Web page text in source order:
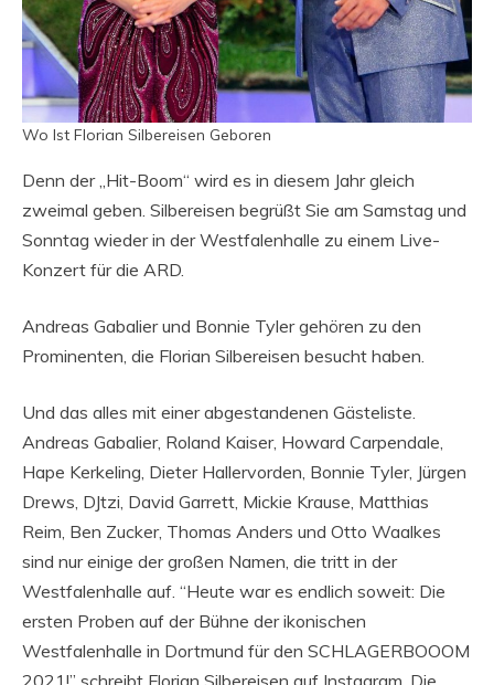
Wo Ist Florian Silbereisen Geboren
Denn der „Hit-Boom“ wird es in diesem Jahr gleich
zweimal geben. Silbereisen begrüßt Sie am Samstag und
Sonntag wieder in der Westfalenhalle zu einem Live-
Konzert für die ARD.
Andreas Gabalier und Bonnie Tyler gehören zu den
Prominenten, die Florian Silbereisen besucht haben.
Und das alles mit einer abgestandenen Gästeliste.
Andreas Gabalier, Roland Kaiser, Howard Carpendale,
Hape Kerkeling, Dieter Hallervorden, Bonnie Tyler, Jürgen
Drews, DJtzi, David Garrett, Mickie Krause, Matthias
Reim, Ben Zucker, Thomas Anders und Otto Waalkes
sind nur einige der großen Namen, die tritt in der
Westfalenhalle auf. “Heute war es endlich soweit: Die
ersten Proben auf der Bühne der ikonischen
Westfalenhalle in Dortmund für den SCHLAGERBOOOM
2021!” schreibt Florian Silbereisen auf Instagram. Die